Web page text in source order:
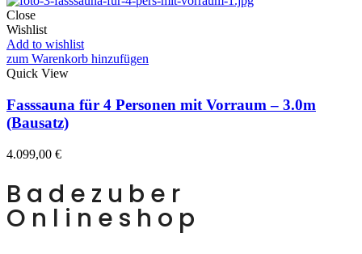
Close
Wishlist
Add to wishlist
zum Warenkorb hinzufügen
Quick View
Fasssauna für 4 Personen mit Vorraum – 3.0m
(Bausatz)
4.099,00 €
Badezuber
Onlineshop